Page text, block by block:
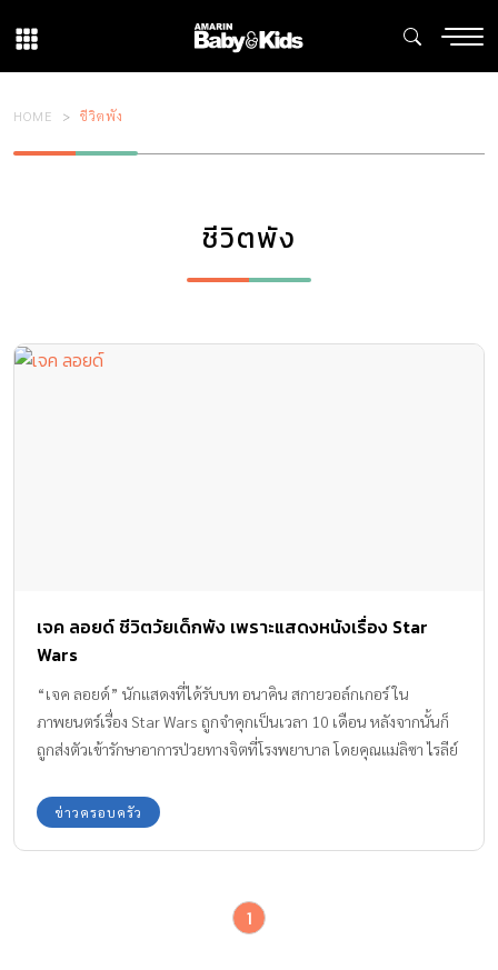
HOME ชีวิตพัง
ชีวิตพัง
เจค ลอยด์ ชีวิตวัยเด็กพัง เพราะแสดงหนังเรื่อง Star
Wars
“เจค ลอยด์” นักแสดงที่ได้รับบท อนาคิน สกายวอล์กเกอร์ ใน
ภาพยนตร์เรื่อง Star Wars ถูกจำคุกเป็นเวลา 10 เดือน หลังจากนั้นก็
ถูกส่งตัวเข้ารักษาอาการป่วยทางจิตที่โรงพยาบาล โดยคุณแม่ลิซา ไรลีย์
ปัญหาทางจิต เจค ลอยด์ ถูกตั้งข้อหาขับรถเร็วกว่ากำหนด และไม่มีใบ
ขับขี่ โดยเขาขับรถหนีตำรวจด้วยความเร็ว 160 กิโลเมตรต่อชั่วโมง
อะไรเท่าไหร่ ดูค่อนข้างจะโดดเดี่ยว” เจ้าหน้าที่กล่าว นอกจากบทเด่น
ข่าวครอบครัว
1